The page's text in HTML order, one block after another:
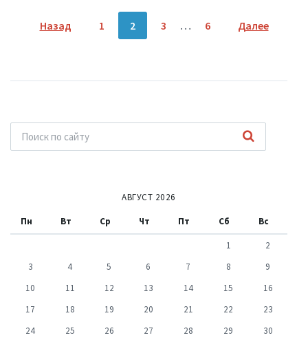
Пагинация
Назад 1 2 3 … 6 Далее
АВГУСТ 2026
Пн Вт Ср Чт Пт Сб Вс
1
2
3
4 5 6 7 8
9
10
11 12 13 14 15
16
17
18 19 20 21 22
23
24
25 26 27 28 29
30